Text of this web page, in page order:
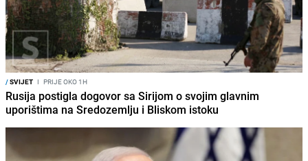
/SVIJET I PRIJE OKO 1H
Rusija postigla dogovor sa Sirijom o svojim glavnim
uporištima na Sredozemlju i Bliskom istoku